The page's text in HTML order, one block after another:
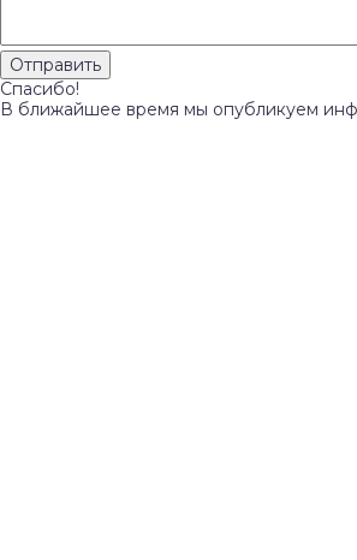
Спасибо!
В ближайшее время мы опубликуем